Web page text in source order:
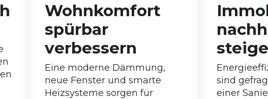
Wohnkomfort
spürbar
verbessern
Eine moderne Dämmung,
neue Fenster und smarte
Heizsysteme sorgen für
sind
einer